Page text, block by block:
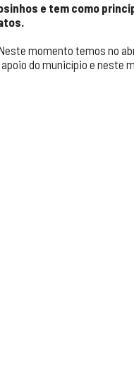
e tem como
momento temos no
do município e neste